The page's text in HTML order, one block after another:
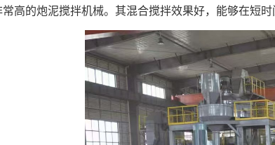
常高的炮泥搅拌机械。其混合搅拌效果好，能够在短